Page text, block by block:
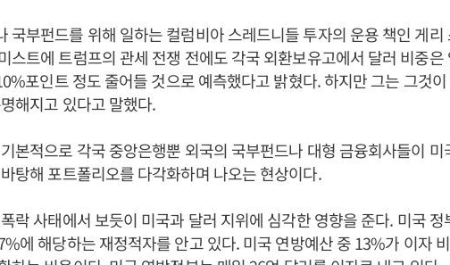
국부펀드를 위해 일하는 컬럼비아 스레드니들 투자의 운용 책인 게리
스트에 트럼프의 관세 전쟁 전에도 각국 외환보유고에서 달러 비중은
포인트 정도 줄어들 것으로 예측했다고 밝혔다. 하지만 그는 그것
해지고 있다고 말했다.
본적으로 각국 중앙은행뿐 외국의 국부펀드나 대형 금융회사들이 미
탕해 포트폴리오를 다각화하며 나오는 현상이다.
락 사태에서 보듯이 미국과 달러 지위에 심각한 영향을 준다. 미국 정
에 해당하는 재정적자를 안고 있다. 미국 연방예산 중 13%가 이자